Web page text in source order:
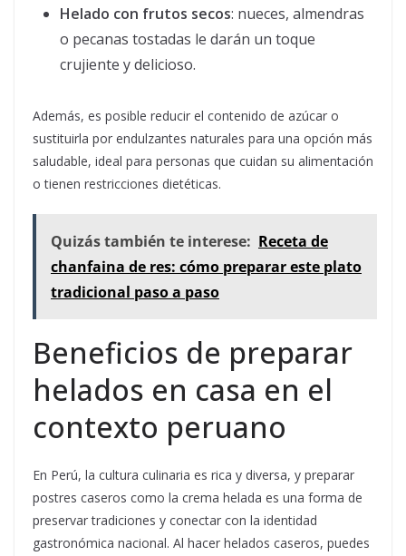
Helado con frutos secos: nueces, almendras
o pecanas tostadas le darán un toque
crujiente y delicioso.
Además, es posible reducir el contenido de azúcar o
sustituirla por endulzantes naturales para una opción más
saludable, ideal para personas que cuidan su alimentación
o tienen restricciones dietéticas.
Quizás también te interese: Receta de
chanfaina de res: cómo preparar este plato
tradicional paso a paso
Beneficios de preparar
helados en casa en el
contexto peruano
En Perú, la cultura culinaria es rica y diversa, y preparar
postres caseros como la crema helada es una forma de
preservar tradiciones y conectar con la identidad
gastronómica nacional. Al hacer helados caseros, puedes